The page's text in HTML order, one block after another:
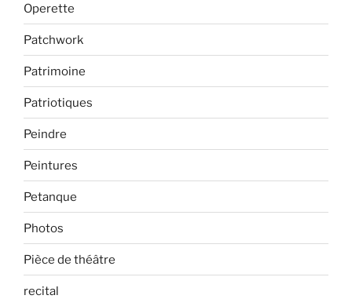
Operette
Patchwork
Patrimoine
Patriotiques
Peindre
Peintures
Petanque
Photos
Pièce de théâtre
recital